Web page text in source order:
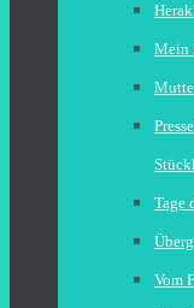
Mein
Tage
Vom